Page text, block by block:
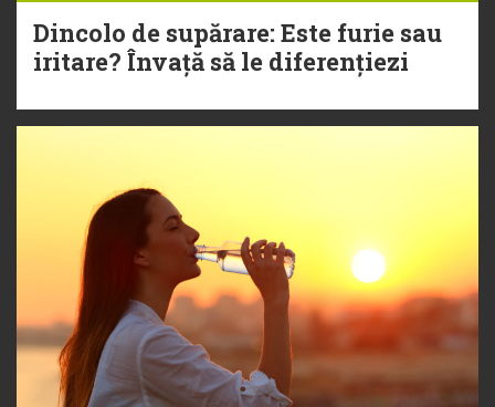
Dincolo de supărare: Este furie sau
iritare? Învață să le diferențiezi